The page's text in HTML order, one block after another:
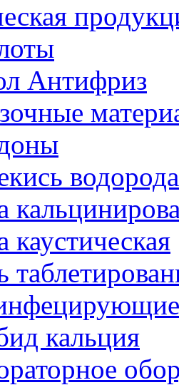
Антифриз
водорода
каустическая
кальция